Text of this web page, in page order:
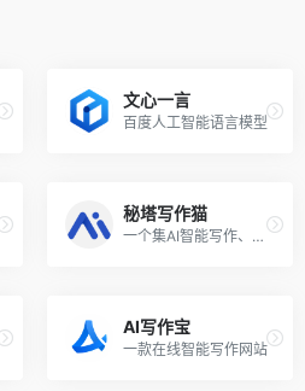
文心一言
百度人工智能语言模型
秘塔写作猫
一个集AI智能写作、多人协作、文本校对、改写润色、自动配图等功能为一体的AI原生创作平台。
AI写作宝
一款在线智能写作网站